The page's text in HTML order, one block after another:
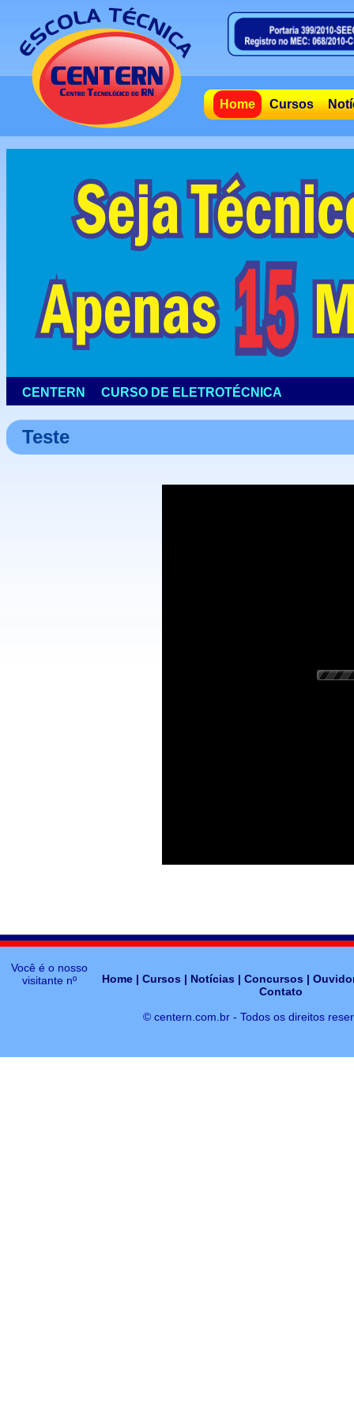
Home Cursos
Teste
Você é o nosso
visitante nº
Home| Cursos | Notícias | Concursos |
Contato
© centern.com.br - Todos os direitos